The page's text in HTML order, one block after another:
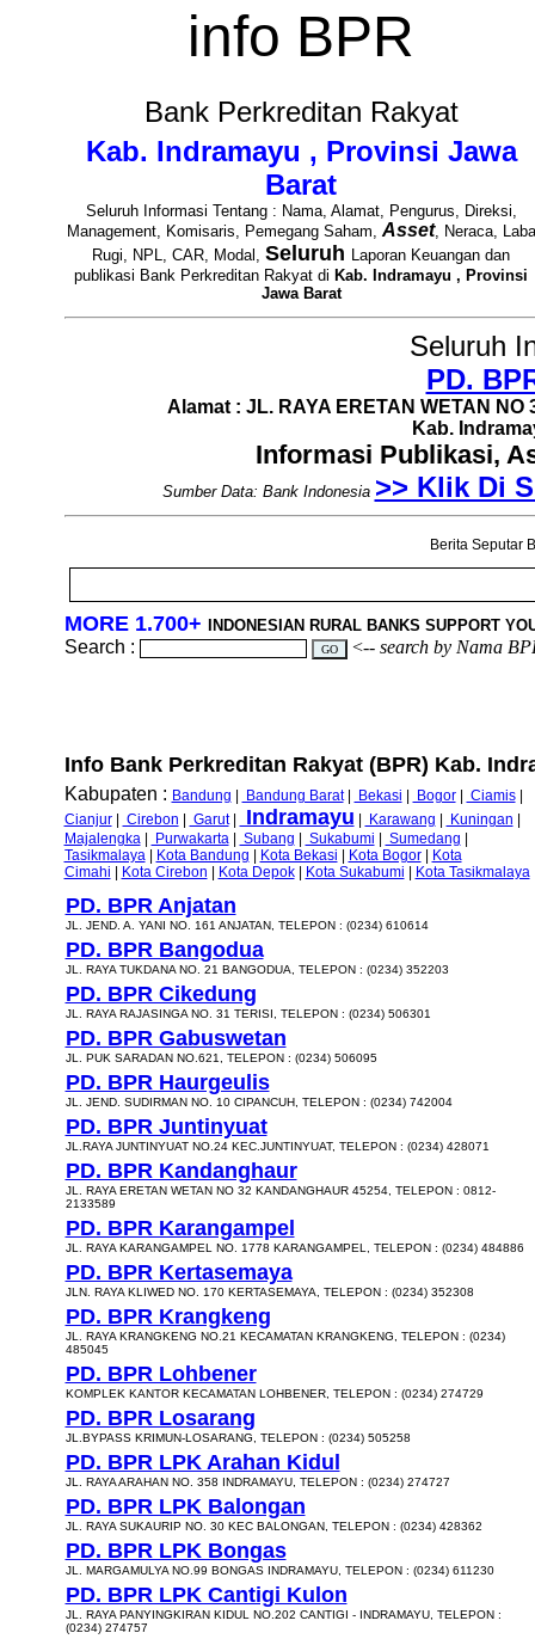
info BPR
Bank Perkreditan Rakyat
Kab. Indramayu , Provinsi Jawa
Barat
Seluruh Informasi Tentang : Nama, Alamat, Pengurus, Direksi,
Management, Komisaris, Pemegang Saham,Asset, Neraca, Laba
Rugi, NPL, CAR, Modal, Seluruh Laporan Keuangan dan
publikasi Bank Perkreditan Rakyat di Kab. Indramayu , Provinsi
Jawa Barat
Seluruh
PD.
Alamat : JL. RAYA ERETAN WETAN
Kab.
Informasi Publikasi,
Sumber Data: Bank Indonesia >> Klik Di
Berita Seputar
MORE 1.700+ INDONESIAN RURAL BANKS SUPPORT
Search : <-- search by Nama
Info Bank Perkreditan Rakyat (BPR) Kab.
Kabupaten : Bandung Bandung Barat| Bekasi Bogor| Ciamis|
Cianjur| Cirebon Garut| Indramayu Karawang Kuningan
Majalengka| Purwakarta| Subang Sukabumi Sumedang
Tasikmalaya| Kota Bandung Kota Bekasi Kota Bogor|
Kota
Cimahi
Kota Cirebon Kota Depok| Kota Sukabumi Kota Tasikmalaya
PD. BPR Anjatan
JL. JEND. A. YANI NO. 161 ANJATAN, TELEPON : (0234) 610614
PD. BPR Bangodua
JL. RAYA TUKDANA NO. 21 BANGODUA, TELEPON : (0234) 352203
PD. BPR Cikedung
JL. RAYA RAJASINGA NO. 31 TERISI, TELEPON : (0234) 506301
PD. BPR Gabuswetan
JL. PUK SARADAN NO.621, TELEPON : (0234) 506095
PD. BPR Haurgeulis
JL. JEND. SUDIRMAN NO. 10 CIPANCUH, TELEPON : (0234) 742004
PD. BPR Juntinyuat
JL.RAYA JUNTINYUAT NO.24 KEC.JUNTINYUAT, TELEPON : (0234) 428071
PD. BPR Kandanghaur
JL. RAYA ERETAN WETAN NO 32 KANDANGHAUR 45254, TELEPON : 0812-
2133589
PD. BPR Karangampel
JL. RAYA KARANGAMPEL NO. 1778 KARANGAMPEL, TELEPON : (0234) 484886
PD. BPR Kertasemaya
JLN. RAYA KLIWED NO. 170 KERTASEMAYA, TELEPON : (0234) 352308
PD. BPR Krangkeng
JL. RAYA KRANGKENG NO.21 KECAMATAN KRANGKENG, TELEPON : (0234)
485045
PD. BPR Lohbener
KOMPLEK KANTOR KECAMATAN LOHBENER, TELEPON : (0234) 274729
PD. BPR Losarang
JL.BYPASS KRIMUN-LOSARANG, TELEPON : (0234) 505258
PD. BPR LPK Arahan Kidul
JL. RAYA ARAHAN NO. 358 INDRAMAYU, TELEPON : (0234) 274727
PD. BPR LPK Balongan
JL. RAYA SUKAURIP NO. 30 KEC BALONGAN, TELEPON : (0234) 428362
PD. BPR LPK Bongas
JL. MARGAMULYA NO.99 BONGAS INDRAMAYU, TELEPON : (0234) 611230
PD. BPR LPK Cantigi Kulon
JL. RAYA PANYINGKIRAN KIDUL NO.202 CANTIGI - INDRAMAYU, TELEPON :
(0234) 274757